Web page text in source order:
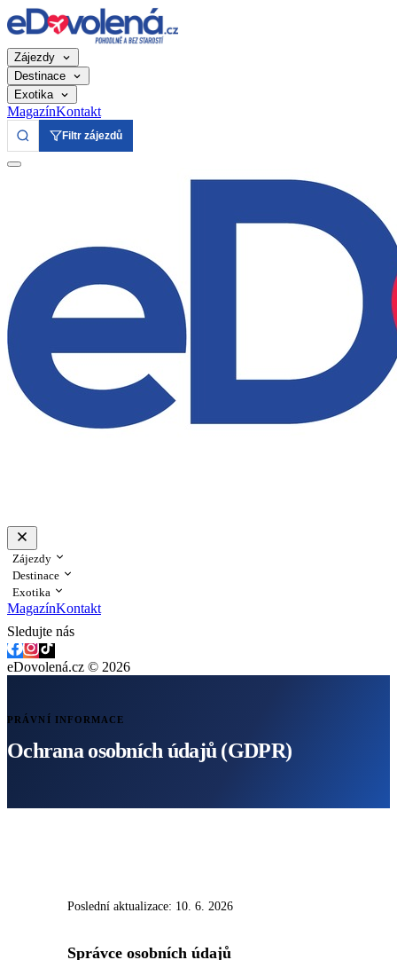
Zájezdy
Destinace
Exotika
MagazínKontakt
Filtr zájezdů
Zájezdy
Destinace
Exotika
MagazínKontakt
Sledujte nás
eDovolená.cz © 2026
PRÁVNÍ INFORMACE
Ochrana osobních údajů (GDPR)
Poslední aktualizace: 10. 6. 2026
Správce osobních údajů